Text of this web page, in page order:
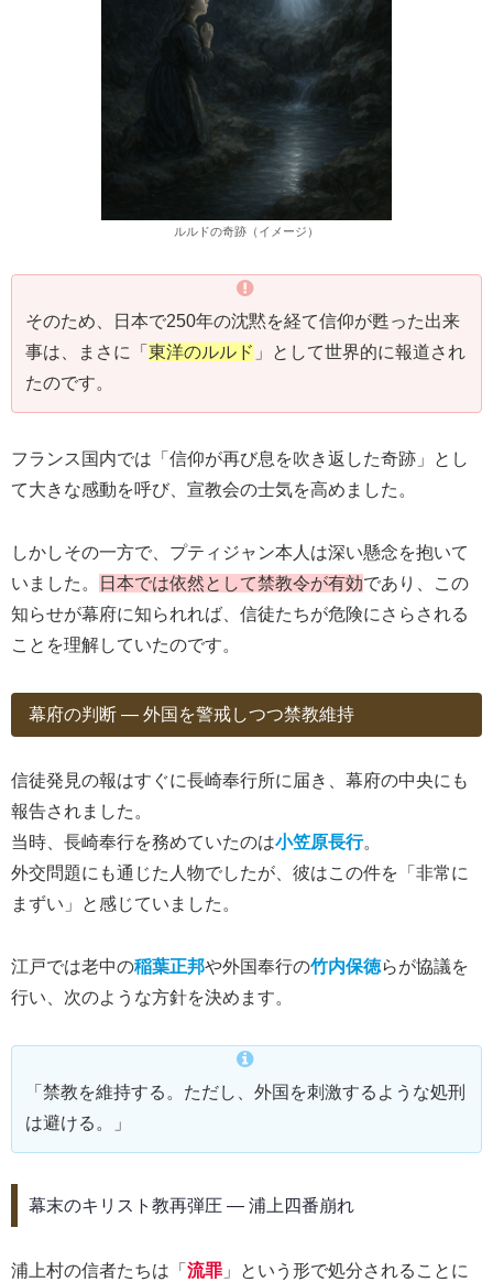
ルルドの奇跡（イメージ）
そのため、日本で250年の沈黙を経て信仰が甦った出来
事は、まさに「 東洋のルルド 」として世界的に報道され
たのです。
フランス国内では「信仰が再び息を吹き返した奇跡」とし
て大きな感動を呼び、宣教会の士気を高めました。
しかしその一方で、プティジャン本人は深い懸念を抱いて
いました。
日本では依然として禁教令が有効であり、この
知らせが幕府に知られれば、信徒たちが危険にさらされる
ことを理解していたのです。
幕府の判断 ― 外国を警戒しつつ禁教維持
信徒発見の報はすぐに長崎奉行所に届き、幕府の中央にも
報告されました。
当時、長崎奉行を務めていたのは小笠原長行。
外交問題にも通じた人物でしたが、彼はこの件を「非常に
まずい」と感じていました。
江戸では老中の稲葉正邦や外国奉行の竹内保徳らが協議を
行い、次のような方針を決めます。
「禁教を維持する。ただし、外国を刺激するような処刑
は避ける。」
幕末のキリスト教再弾圧 ― 浦上四番崩れ
浦上村の信者たちは「 流罪 」という形で処分されることに